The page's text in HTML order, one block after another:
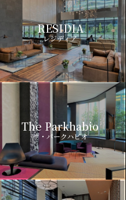
RESIDIA
レジディア
The Parkhabio
ザ・パークハビオ